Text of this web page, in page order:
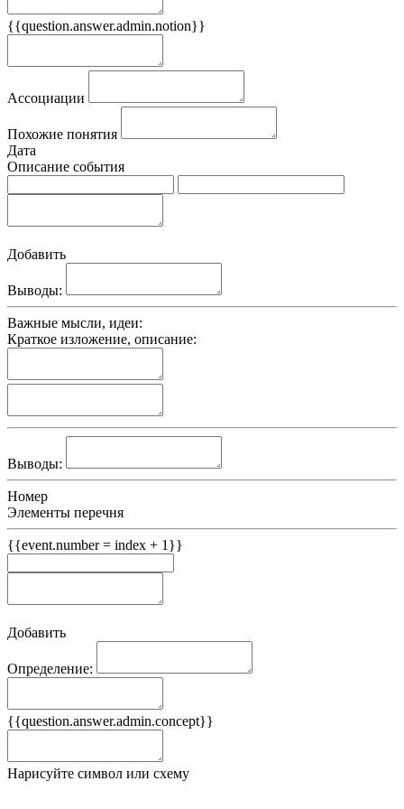
{{question.answer.admin.notion}}
Ассоциации
Похожие понятия
Дата
Описание события
Добавить
Выводы:
Важные мысли, идеи:
Краткое изложение, описание:
Выводы:
Номер
Элементы перечня
{{event.number = index + 1}}
Добавить
Определение:
{{question.answer.admin.concept}}
Нарисуйте символ или схему